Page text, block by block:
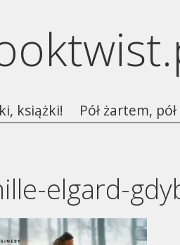
książki! Pół żartem,
elgard-